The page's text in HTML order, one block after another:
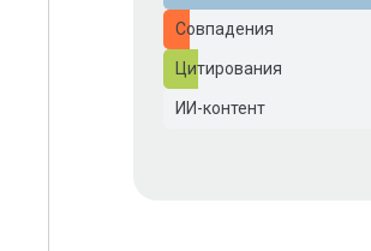
Совпадения
Цитирования
ИИ-контент